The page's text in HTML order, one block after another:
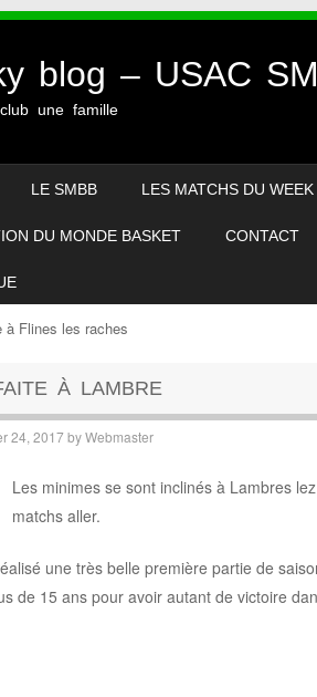
blog – USAC
une famille
LE SMBB LES MATCHS DU
DU MONDE BASKET CONTACT
à Flines les raches
À LAMBRE
24, 2017byWebmaster
Les minimes se sont inclinés à Lambres
matchs aller.
une très belle première partie de
de 15 ans pour avoir autant de victoire